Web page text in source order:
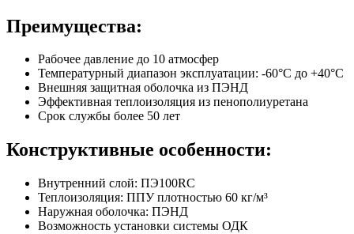
Преимущества:
Рабочее давление до 10 атмосфер
Температурный диапазон эксплуатации: -60°С до +40°С
Внешняя защитная оболочка из ПЭНД
Эффективная теплоизоляция из пенополиуретана
Срок службы более 50 лет
Конструктивные особенности:
Внутренний слой: ПЭ100RC
Теплоизоляция: ППУ плотностью 60 кг/м³
Наружная оболочка: ПЭНД
Возможность установки системы ОДК